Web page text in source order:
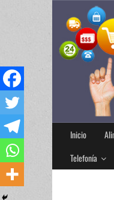
Inicio
Telefonía